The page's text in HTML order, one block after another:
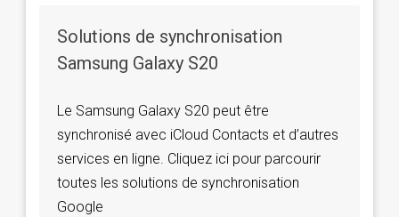
Solutions de synchronisation
Samsung Galaxy S20
Le Samsung Galaxy S20 peut être
synchronisé avec iCloud Contacts et d’autres
services en ligne. Cliquez ici pour parcourir
toutes les solutions de synchronisation
Google